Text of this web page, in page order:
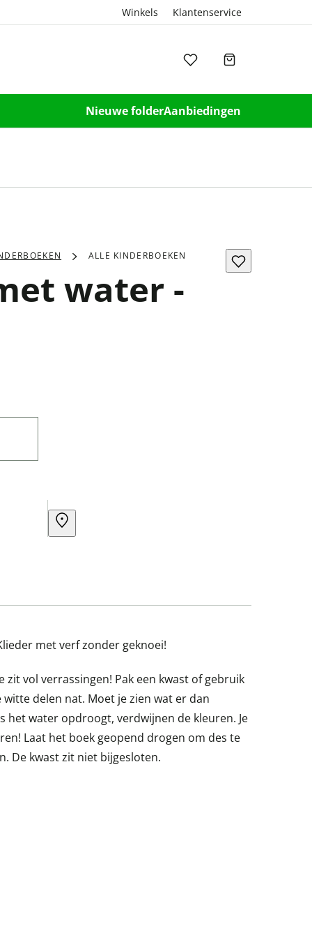
Winkels Klantenservice
Nieuwe folderAanbiedingen
ALLE KINDERBOEKEN
water -
met verf zonder geknoei!
vol verrassingen! Pak een kwast of gebruik
delen nat. Moet je zien wat er dan
het water opdroogt, verdwijnen de kleuren. Je
Laat het boek geopend drogen om des te
De kwast zit niet bijgesloten.